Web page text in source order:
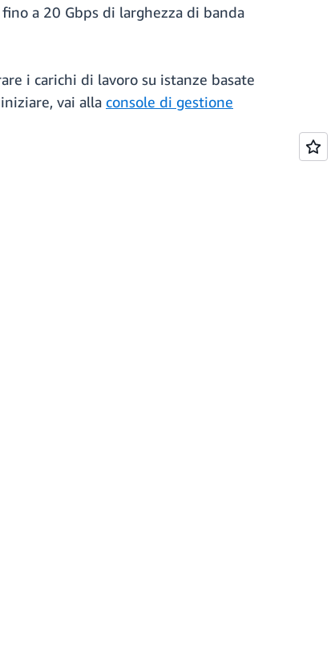
a 20 Gbps di larghezza di banda
i carichi di lavoro su istanze basate
vai alla console di gestione